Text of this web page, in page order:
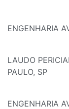
ENGENHARIA
LAUDO
PAULO, SP
ENGENHARIA